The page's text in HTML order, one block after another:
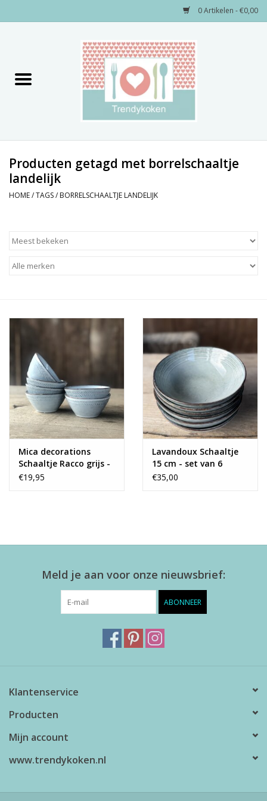
0 Artikelen - €0,00
Decoratie
Keukengerei
NIEUW!
Kleuren
Producten getagd met borrelschaaltje
landelijk
HOME/TAGS/ BORRELSCHAALTJE LANDELIJK
Mica decorations
Schaaltje Racco grijs -
set van 6
€19,95
Lavandoux Schaaltje
15 cm - set van 6
€35,00
Meld je aan voor onze nieuwsbrief:
ABONNEER
Klantenservice
Producten
Mijn account
www.trendykoken.nl